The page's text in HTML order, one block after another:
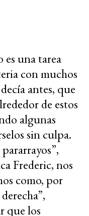
es una tarea
con muchos
antes, que
de estos
algunas
sin culpa.
Frederic, nos
como, por
que los